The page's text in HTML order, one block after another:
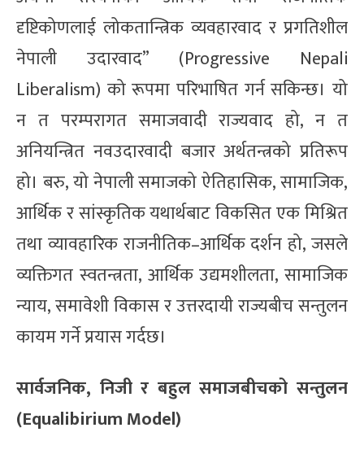
दृष्टिकोणलाई लोकतान्त्रिक व्यवहारवाद र प्रगतिशील
नेपाली उदारवाद” (Progressive Nepali
Liberalism) को रूपमा परिभाषित गर्न सकिन्छ। यो
न त परम्परागत समाजवादी राज्यवाद हो, न त
अनियन्त्रित नवउदारवादी बजार अर्थतन्त्रको प्रतिरूप
हो। बरु, यो नेपाली समाजको ऐतिहासिक, सामाजिक,
आर्थिक र सांस्कृतिक यथार्थबाट विकसित एक मिश्रित
तथा व्यावहारिक राजनीतिक–आर्थिक दर्शन हो, जसले
व्यक्तिगत स्वतन्त्रता, आर्थिक उद्यमशीलता, सामाजिक
न्याय, समावेशी विकास र उत्तरदायी राज्यबीच सन्तुलन
कायम गर्ने प्रयास गर्दछ।
सार्वजनिक, निजी र बहुल समाजबीचको सन्तुलन
(Equalibirium Model)